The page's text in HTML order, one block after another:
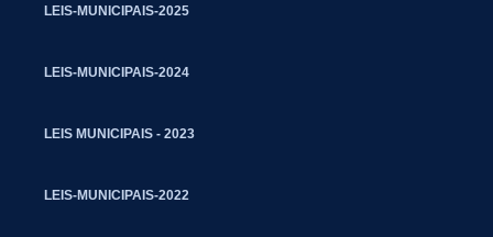
LEIS-MUNICIPAIS-2025
LEIS-MUNICIPAIS-2024
LEIS MUNICIPAIS - 2023
LEIS-MUNICIPAIS-2022